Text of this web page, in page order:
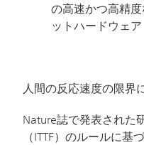
の高速かつ高精
ットハードウェア
人間の反応速度の限界
Nature誌で発表された
（ITTF）のルールに基づ